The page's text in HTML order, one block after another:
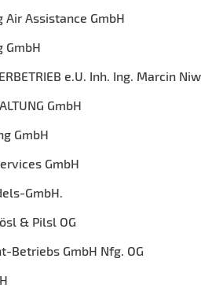
Air Assistance GmbH
GmbH
e.U. Inh. Ing. Marcin
GmbH
GmbH
GmbH
GmbH.
& Pilsl OG
Betriebs GmbH Nfg. OG